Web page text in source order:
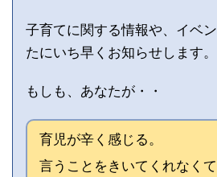
子育てに関する情報や、イベ
たにいち早くお知らせします。
もしも、あなたが・・
育児が辛く感じる。
言うことをきいてくれなく